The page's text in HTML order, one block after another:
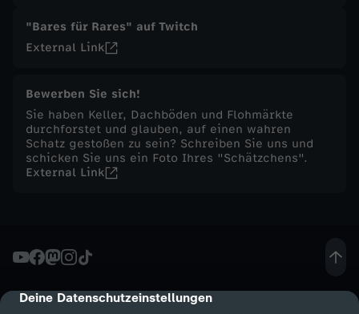
cmp-dialog-description
Deine Datenschutzeinstellungen
i
c
h
e
S
o
w
"Bares für Rares" auf Twitch
External Link
Bewerben Sie sich!
Sie haben Keller, Dachböden und Flohmärkte
durchforstet und glauben, auf einen wahren
Schatz gestoßen zu sein? Schreiben Sie uns und
schicken Sie uns ein Foto Ihres "Schätzchens".
External Link